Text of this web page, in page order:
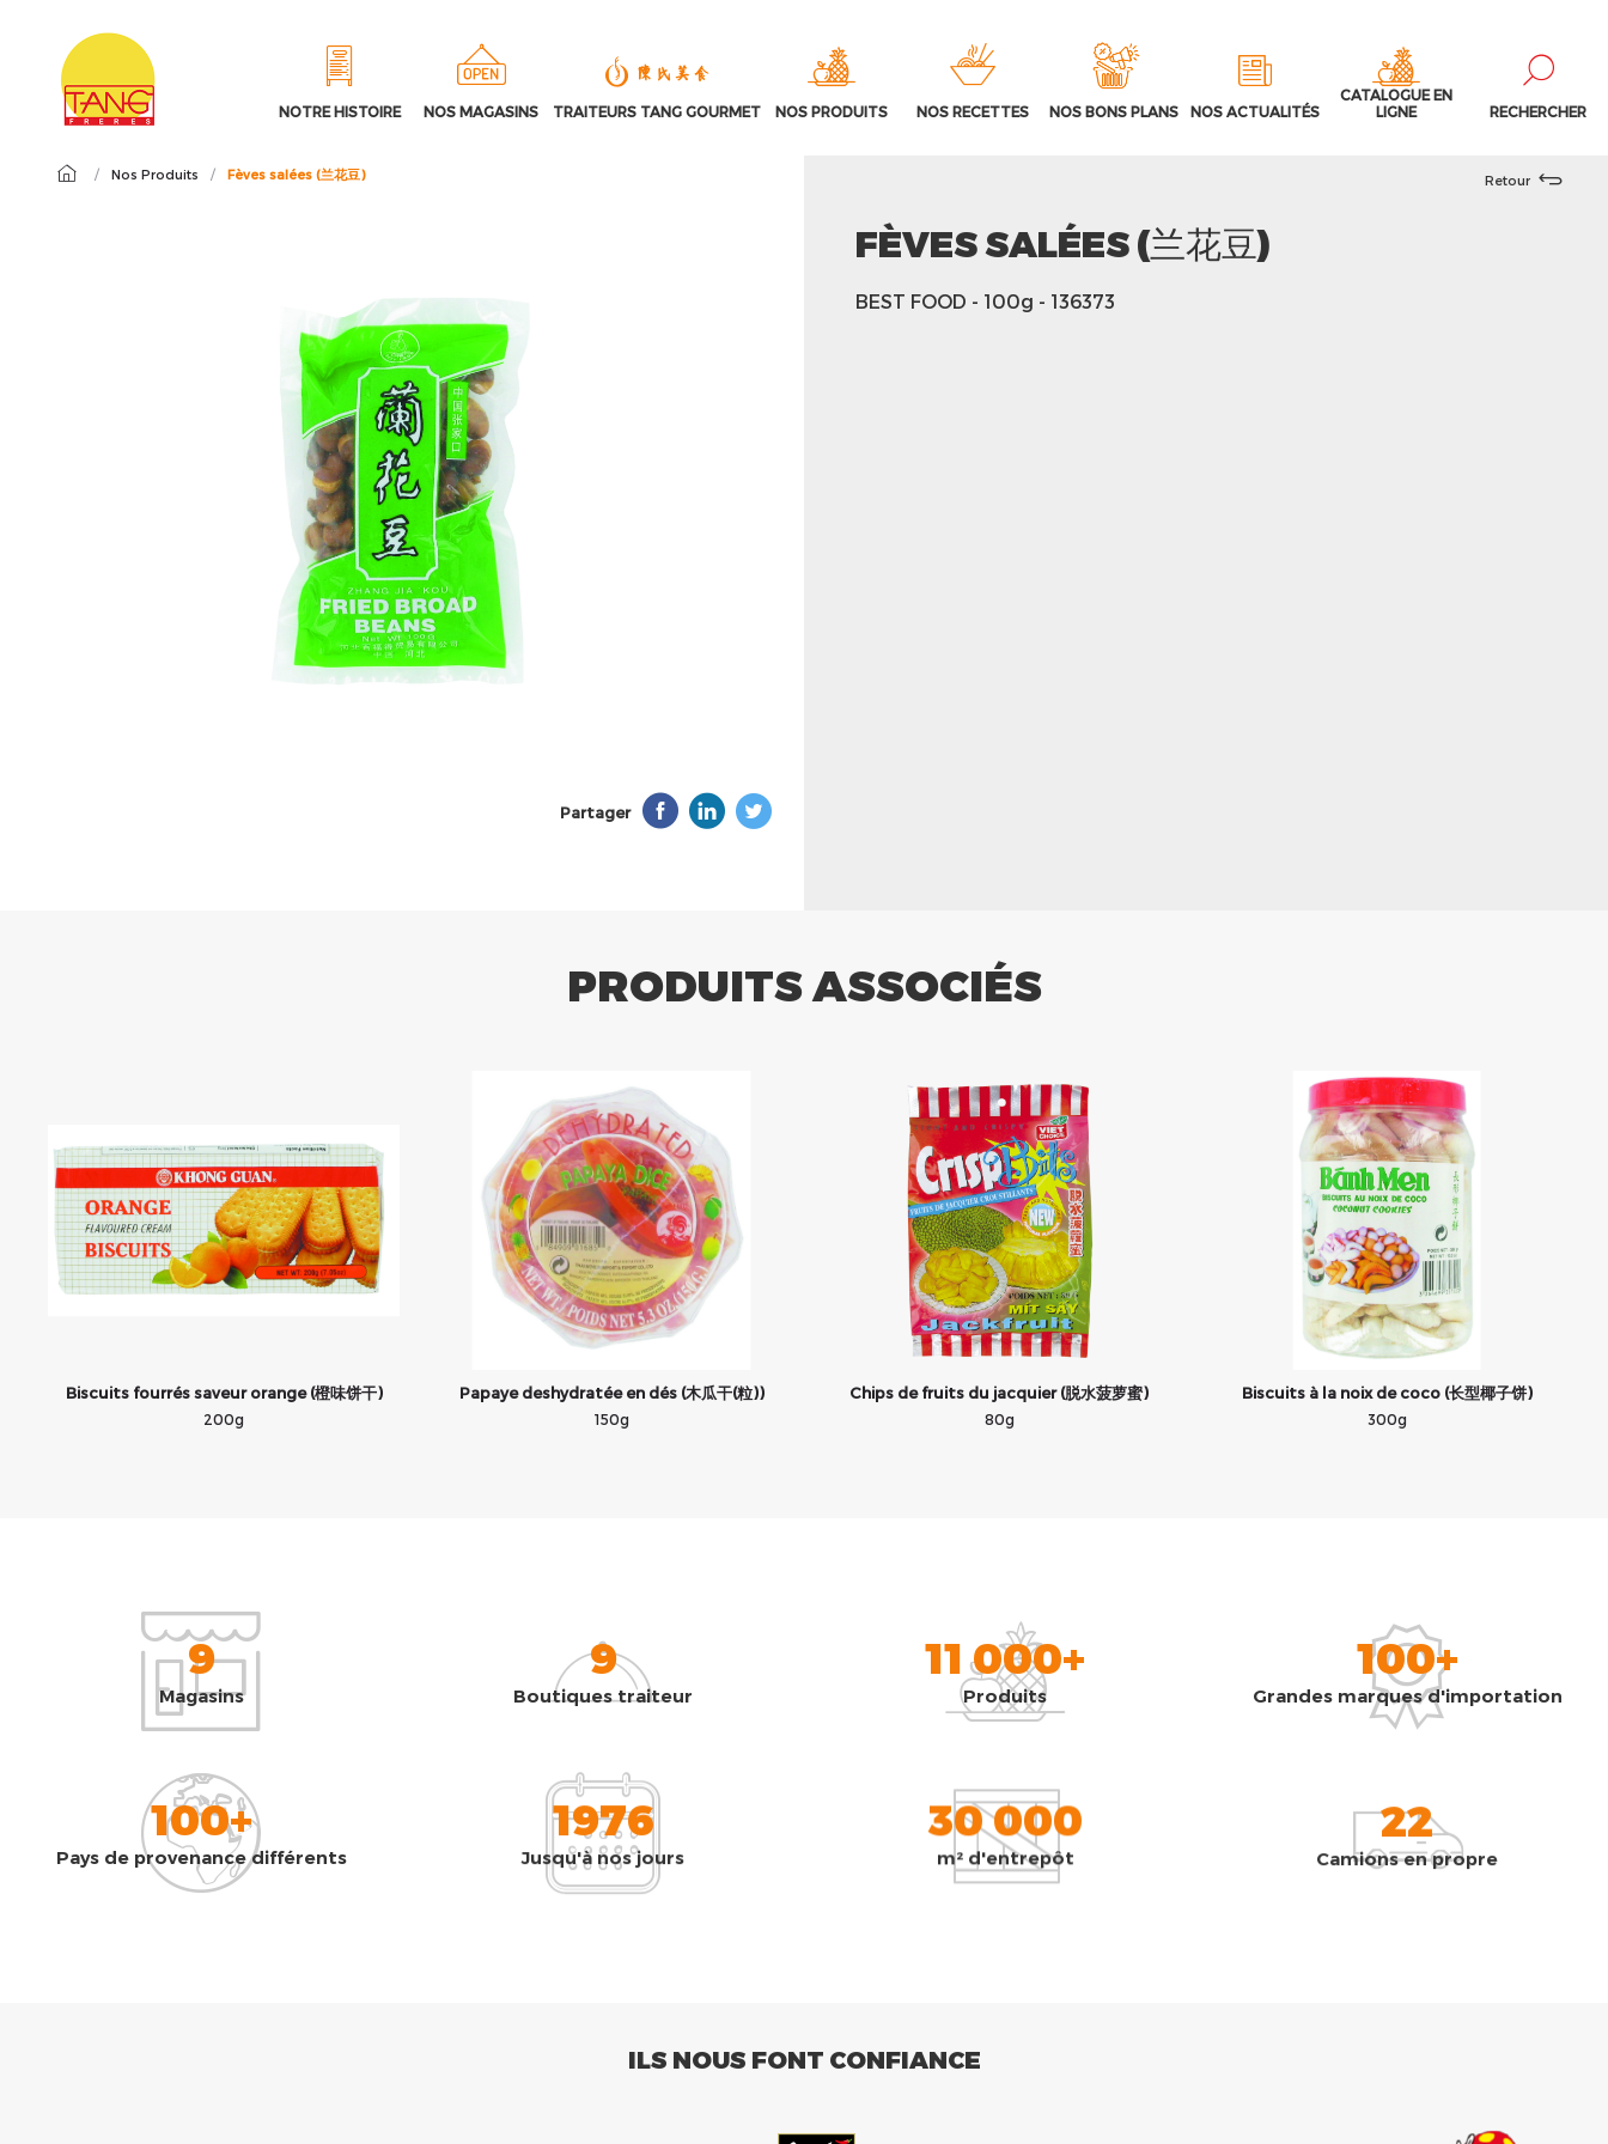
NOTRE HISTOIRE NOS MAGASINS TRAITEURS TANG GOURMET NOS PRODUITS NOS RECETTES NOS BONS PLANS NOS ACTUALITÉS
CATALOGUE EN
LIGNE
RECHERCHER
/ Nos Produits / Fèves salées (兰花豆)
Partager
Retour
FÈVES SALÉES (兰花豆)
BEST FOOD - 100g - 136373
PRODUITS ASSOCIÉS
Biscuits fourrés saveur orange (橙味饼干)
200g
Papaye deshydratée en dés (木瓜干(粒))
150g
Chips de fruits du jacquier (脱水菠萝蜜)
80g
Biscuits à la noix de coco (长型椰子饼)
300g
9
Magasins
9
Boutiques traiteur
11 000+
Produits
100+
Grandes marques d'importation
100+
Pays de provenance différents
1976
Jusqu'à nos jours
30 000
m² d'entrepôt
22
Camions en propre
ILS NOUS FONT CONFIANCE